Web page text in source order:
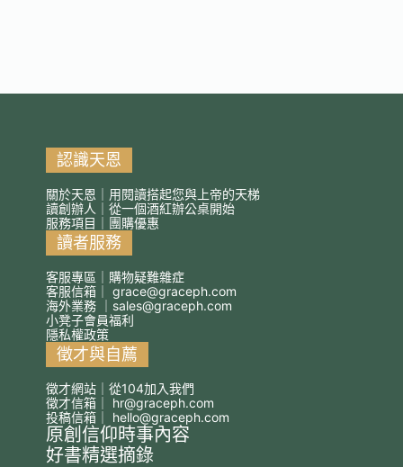
認識天恩
關於天恩｜用閱讀搭起您與上帝的天梯
讀創辦人｜從一個酒紅辦公桌開始
服務項目｜團購優惠
讀者服務
客服專區｜購物疑難雜症
客服信箱｜ grace@graceph.com
海外業務 ｜ sales@graceph.com
小凳子會員福利
隱私權政策
徵才與自薦
徵才網站｜從104加入我們
徵才信箱｜ hr@graceph.com
投稿信箱｜ hello@graceph.com
原創信仰時事內容
好書精選摘錄